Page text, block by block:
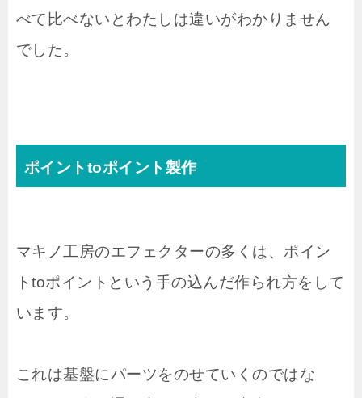
べて比べないとわたしは違いがわかりません
でした。
ポイントtoポイント製作
マキノ工房のエフェクターの多くは、ポイン
トtoポイントという手の込んだ作られ方をして
います。
これは基盤にパーツをのせていくのではな